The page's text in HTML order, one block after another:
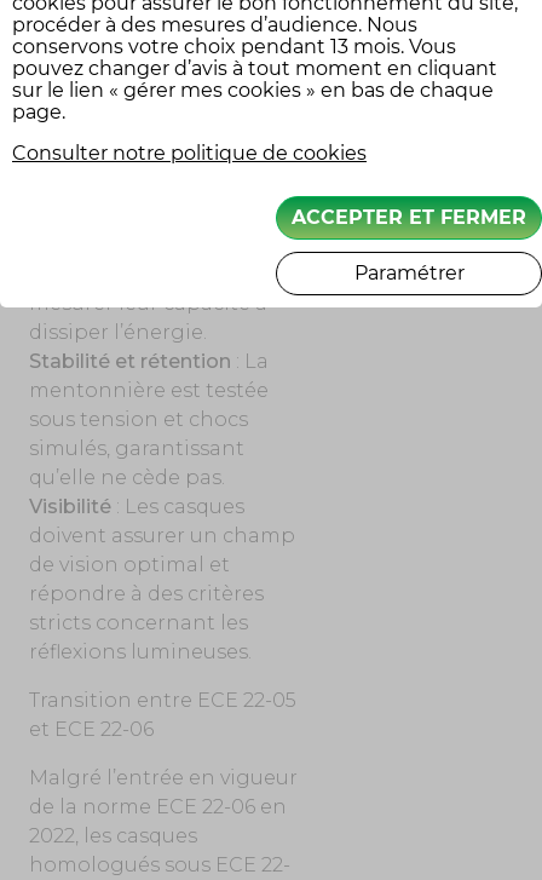
Pour obtenir
l’homologation ECE 22-06,
les casques doivent subir
une série de tests rigoureux
casques sont projetés sur
des enclumes à différentes
mesurer leur capacité à
dissiper l’énergie.
Stabilité et rétention : La
mentonnière est testée
sous tension et chocs
simulés, garantissant
qu’elle ne cède pas.
Visibilité: Les casques
doivent assurer un champ
de vision optimal et
répondre à des critères
stricts concernant les
réflexions lumineuses.
Transition entre ECE 22-05
et ECE 22-06
Malgré l’entrée en vigueur
de la norme ECE 22-06 en
2022, les casques
homologués sous ECE 22-
procéder à des mesures d’audience. Nous
conservons votre choix pendant 13 mois. Vous
pouvez changer d’avis à tout moment en cliquant
sur le lien « gérer mes cookies » en bas de chaque
page.
Consulter notre politique de cookies
ACCEPTER ET FERMER
Paramétrer